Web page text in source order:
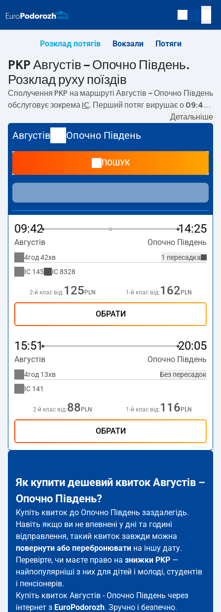
Розклад потягів Вокзали Потяги
PKP Августів – Опочно Південь.
Розклад руху поїздів
Сполучення PKP на маршруті Августів – Опочно Південь
обслуговує зокрема IC . Перший потяг вирушає о 09:42з
курсують також інші потяги:— пропонують нижчу ціну
квитка і зазвичай довший час подорожі. Потяг завершує
маршрут на станції Опочно Південь.
Детальніше
Августів Опочно Південь
ПОШУК
09:42 14:25
Августів Опочно Південь
1 пересадка
4год 42хв
IC 145 IC8328
2-й клас від: 125 PLN 1-й клас від: 162 PLN
ОБРАТИ
15:51 20:05
Августів Опочно Південь
Без пересадок
4год 13хв
IC 141
2-й клас від:88 PLN 1-й клас від: 116 PLN
ОБРАТИ
Як купити дешевий квиток Августів –
Опочно Південь?
Купіть квиток до Опочно Південь заздалегідь.
Навіть якщо ви не впевнені у дні та годині
відправлення, такий квиток завжди можна
повернути або перебронювати на іншу дату.
Перевірте, чи маєте право на знижки PKP —
найпопулярніші з них для дітей і молоді, студентів
і пенсіонерів.
Купіть квиток Августів - Опочно Південь через
інтернет з EuroPodorozh. Зручно і безпечно.